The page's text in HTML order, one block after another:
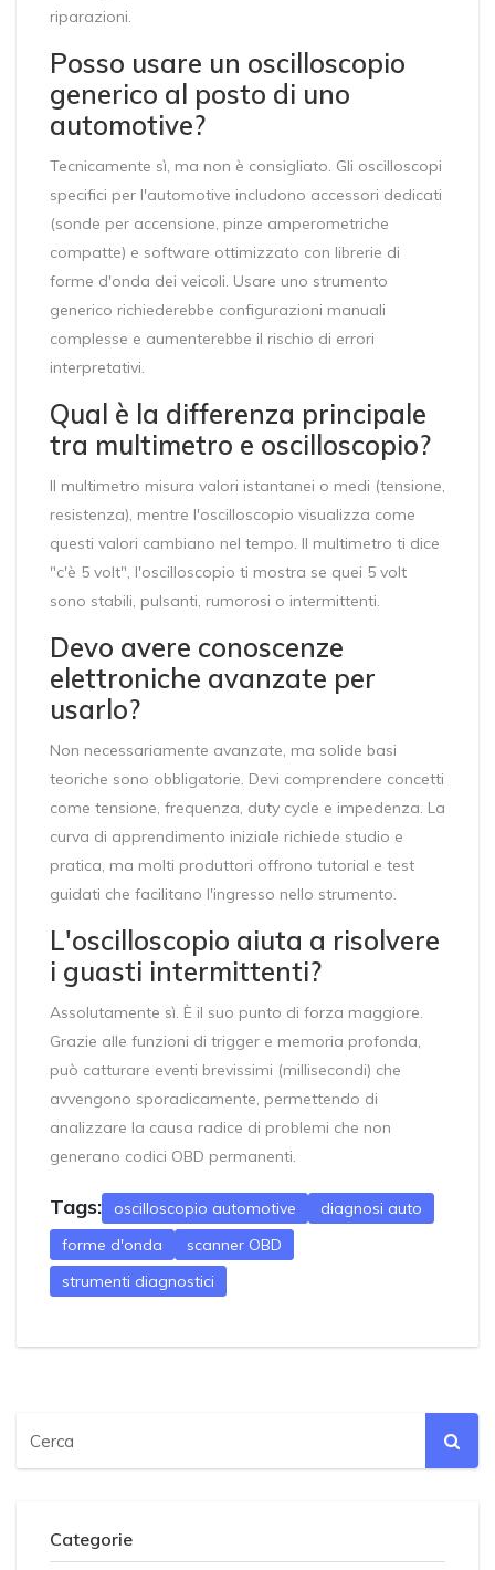
riparazioni.
Posso usare un oscilloscopio
generico al posto di uno
automotive?
Tecnicamente sì, ma non è consigliato. Gli oscilloscopi
specifici per l'automotive includono accessori dedicati
(sonde per accensione, pinze amperometriche
compatte) e software ottimizzato con librerie di
forme d'onda dei veicoli. Usare uno strumento
generico richiederebbe configurazioni manuali
complesse e aumenterebbe il rischio di errori
interpretativi.
Qual è la differenza principale
tra multimetro e oscilloscopio?
Il multimetro misura valori istantanei o medi (tensione,
resistenza), mentre l'oscilloscopio visualizza come
questi valori cambiano nel tempo. Il multimetro ti dice
"c'è 5 volt", l'oscilloscopio ti mostra se quei 5 volt
sono stabili, pulsanti, rumorosi o intermittenti.
Devo avere conoscenze
elettroniche avanzate per
usarlo?
Non necessariamente avanzate, ma solide basi
teoriche sono obbligatorie. Devi comprendere concetti
come tensione, frequenza, duty cycle e impedenza. La
curva di apprendimento iniziale richiede studio e
pratica, ma molti produttori offrono tutorial e test
guidati che facilitano l'ingresso nello strumento.
L'oscilloscopio aiuta a risolvere
i guasti intermittenti?
Assolutamente sì. È il suo punto di forza maggiore.
Grazie alle funzioni di trigger e memoria profonda,
può catturare eventi brevissimi (millisecondi) che
avvengono sporadicamente, permettendo di
analizzare la causa radice di problemi che non
generano codici OBD permanenti.
Tags: oscilloscopio automotive
diagnosi auto
forme d'onda
scanner OBD
strumenti diagnostici
Categorie